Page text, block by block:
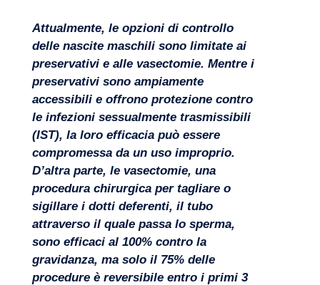
Progetti
Attualmente, le opzioni di controllo
delle nascite maschili sono limitate ai
preservativi e alle vasectomie. Mentre i
preservativi sono ampiamente
accessibili e offrono protezione contro
le infezioni sessualmente trasmissibili
(IST), la loro efficacia può essere
compromessa da un uso improprio.
D’altra parte, le vasectomie, una
procedura chirurgica per tagliare o
sigillare i dotti deferenti, il tubo
attraverso il quale passa lo sperma,
sono efficaci al 100% contro la
gravidanza, ma solo il 75% delle
procedure è reversibile entro i primi 3